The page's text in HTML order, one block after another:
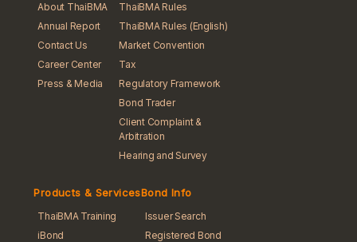
About ThaiBMA
Annual Report
Contact Us
Career Center
Press & Media
ThaiBMA Rules
ThaiBMA Rules (English)
Market Convention
Tax
Regulatory Framework
Bond Trader
Client Complaint &
Arbitration
Hearing and Survey
Products & Services
ThaiBMA Training
iBond
Bond Info
Issuer Search
Registered Bond